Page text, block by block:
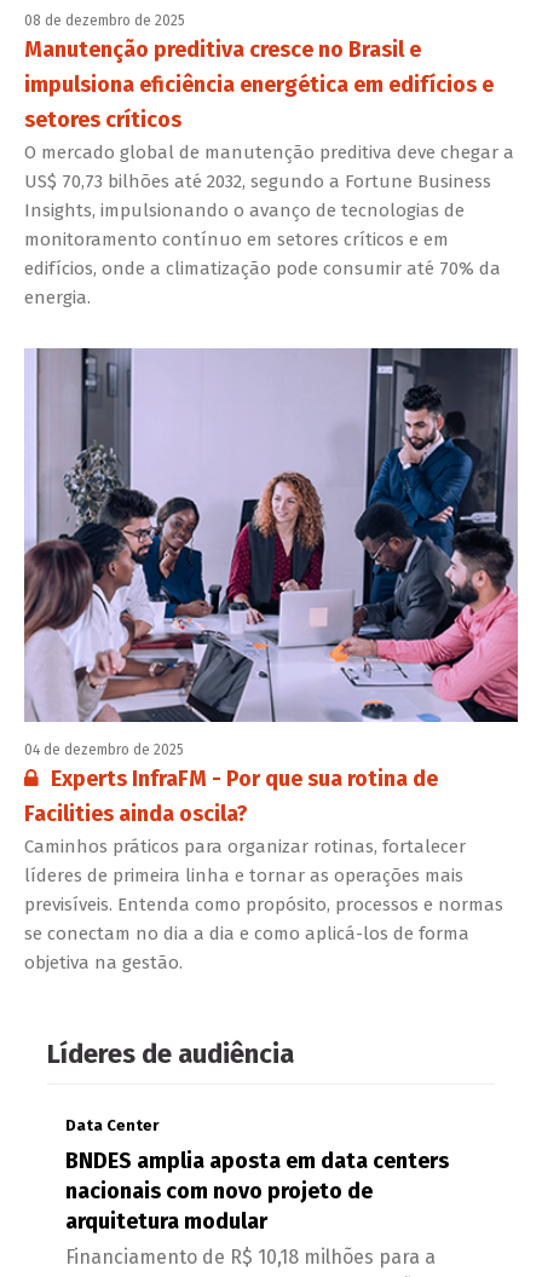
08 de dezembro de 2025
Manutenção preditiva cresce no Brasil e
impulsiona eficiência energética em edifícios e
setores críticos
O mercado global de manutenção preditiva deve chegar a
US$ 70,73 bilhões até 2032, segundo a Fortune Business
Insights, impulsionando o avanço de tecnologias de
monitoramento contínuo em setores críticos e em
edifícios, onde a climatização pode consumir até 70% da
energia.
04 de dezembro de 2025
Conteúdo restrito:
Experts InfraFM - Por que sua rotina de
Facilities ainda oscila?
Caminhos práticos para organizar rotinas, fortalecer
líderes de primeira linha e tornar as operações mais
previsíveis. Entenda como propósito, processos e normas
se conectam no dia a dia e como aplicá-los de forma
objetiva na gestão.
Líderes de audiência
Data Center
BNDES amplia aposta em data centers
nacionais com novo projeto de
arquitetura modular
Financiamento de R$ 10,18 milhões para a